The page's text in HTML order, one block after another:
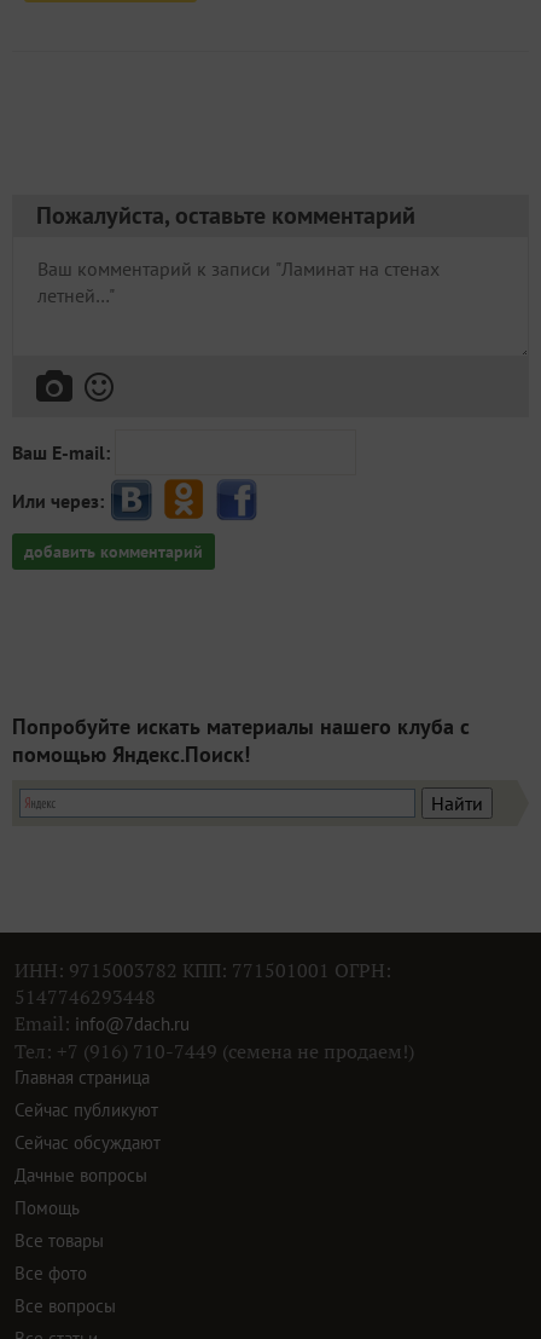
Пожалуйста, оставьте комментарий
Ваш E-mail:
Или через:
добавить комментарий
Попробуйте искать материалы нашего клуба с
помощью Яндекс.Поиск!
ИНН: 9715003782 КПП: 771501001 ОГРН:
5147746293448
Email: info@7dach.ru
Тел: +7 (916) 710-7449 (семена не продаем!)
Главная страница
Сейчас публикуют
Сейчас обсуждают
Дачные вопросы
Помощь
Все товары
Все фото
Все вопросы